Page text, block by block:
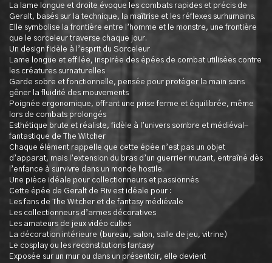
La lame longue et droite évoque les combats rapides et précis de
Geralt, basés sur la technique, la maîtrise et les réflexes surhumains.
Elle symbolise la frontière entre l’homme et le monstre, une frontière
que le sorceleur traverse chaque jour.
Un design fidèle à l’esprit du Sorceleur
Lame longue et effilée, inspirée des épées de combat utilisées contre
les créatures surnaturelles
Garde sobre et fonctionnelle, pensée pour protéger la main sans
gêner la fluidité des mouvements
Poignée ergonomique, offrant une prise ferme et équilibrée, même
lors de combats prolongés
Esthétique brute et réaliste, fidèle à l’univers sombre et médiéval-
fantastique de The Witcher
Chaque élément rappelle que cette épée n’est pas un objet
d’apparat, mais l’extension du bras d’un guerrier mutant, entraîné dès
l’enfance à survivre dans un monde hostile.
Une pièce idéale pour collectionneurs et passionnés
Cette épée de Geralt de Riv est idéale pour :
Les fans de The Witcher et de fantasy médiévale
Les collectionneurs d’armes décoratives
Les amateurs de jeux vidéo cultes
La décoration intérieure (bureau, salon, salle de jeu, vitrine)
Le cosplay ou les reconstitutions fantasy
Exposée sur un mur ou dans un présentoir, elle devient